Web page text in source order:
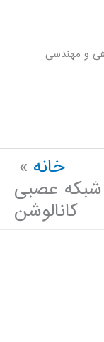
و مهندسی
خانه
عصبی
کانالوشن